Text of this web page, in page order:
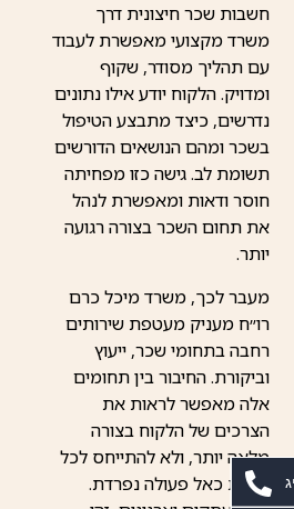
חשבות שכר חיצונית דרך
משרד מקצועי מאפשרת לעבוד
עם תהליך מסודר, שקוף
ומדויק. הלקוח יודע אילו נתונים
נדרשים, כיצד מתבצע הטיפול
בשכר ומהם הנושאים הדורשים
תשומת לב. גישה כזו מפחיתה
חוסר ודאות ומאפשרת לנהל
את תחום השכר בצורה רגועה
יותר.
מעבר לכך, משרד מיכל כרם
רו״ח מעניק מעטפת שירותים
רחבה בתחומי שכר, ייעוץ
וביקורת. החיבור בין תחומים
אלה מאפשר לראות את
הצרכים של הלקוח בצורה
מלאה יותר, ולא להתייחס לכל
שירות כאל פעולה נפרדת.